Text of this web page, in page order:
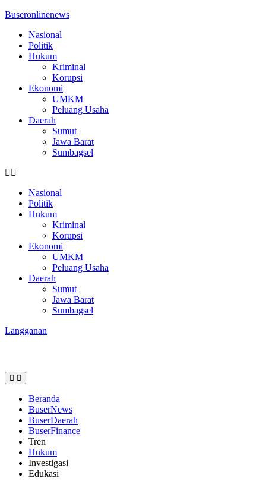
Buseronlinenews
Nasional
Politik
Hukum
Kriminal
Korupsi
Ekonomi
UMKM
Peluang Usaha
Daerah
Sumut
Jawa Barat
Sumbagsel
Nasional
Politik
Hukum
Kriminal
Korupsi
Ekonomi
UMKM
Peluang Usaha
Daerah
Sumut
Jawa Barat
Sumbagsel
Langganan
Beranda
BuserNews
BuserDaerah
BuserFinance
Tren
Hukum
Investigasi
Edukasi